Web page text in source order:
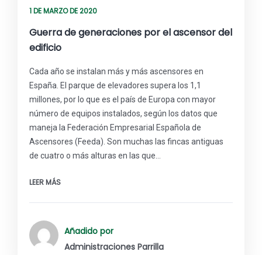
1 DE MARZO DE 2020
Guerra de generaciones por el ascensor del
edificio
Cada año se instalan más y más ascensores en
España. El parque de elevadores supera los 1,1
millones, por lo que es el país de Europa con mayor
número de equipos instalados, según los datos que
maneja la Federación Empresarial Española de
Ascensores (Feeda). Son muchas las fincas antiguas
de cuatro o más alturas en las que…
LEER MÁS
Añadido por
Administraciones Parrilla